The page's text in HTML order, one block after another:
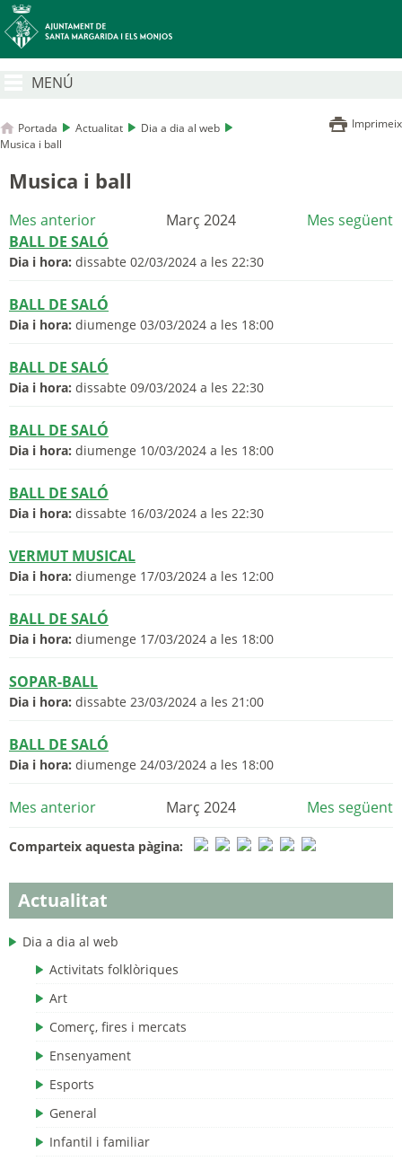
MENÚ
Portada Actualitat
Dia a dia al web
Musica i ball
Imprimeix
Actualitat
Dia a dia al web
Activitats folklòriques
Art
Comerç, fires i mercats
Ensenyament
Esports
General
Infantil i familiar
Musica i ball
Mes anterior Mes següent
Març 2024
BALL DE SALÓ
Dia i hora: dissabte 02/03/2024 a les 22:30
BALL DE SALÓ
Dia i hora: diumenge 03/03/2024 a les 18:00
BALL DE SALÓ
Dia i hora: dissabte 09/03/2024 a les 22:30
BALL DE SALÓ
Dia i hora: diumenge 10/03/2024 a les 18:00
BALL DE SALÓ
Dia i hora: dissabte 16/03/2024 a les 22:30
VERMUT MUSICAL
Dia i hora: diumenge 17/03/2024 a les 12:00
BALL DE SALÓ
Dia i hora: diumenge 17/03/2024 a les 18:00
SOPAR-BALL
Dia i hora: dissabte 23/03/2024 a les 21:00
BALL DE SALÓ
Dia i hora: diumenge 24/03/2024 a les 18:00
Mes anterior Mes següent
Març 2024
Comparteix aquesta pàgina: